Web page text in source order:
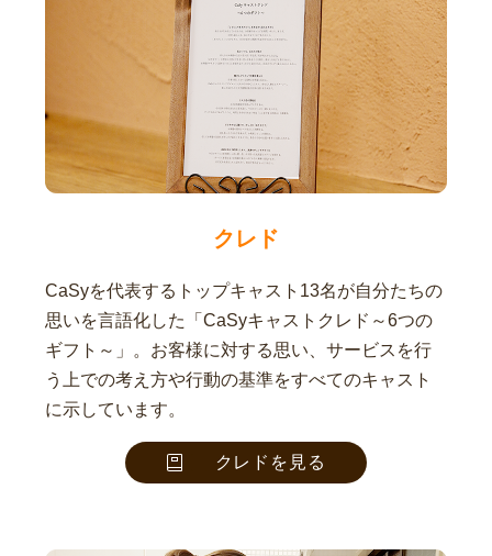
クレド
CaSyを代表するトップキャスト13名が自分たちの
思いを言語化した「CaSyキャストクレド～6つの
ギフト～」。お客様に対する思い、サービスを行
う上での考え方や行動の基準をすべてのキャスト
に示しています。
クレドを見る